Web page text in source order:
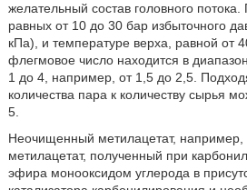
желательный состав головного
равных от 10 до 30 бар избыточного
кПа), и температуре верха, равной от
флегмовое число находится в
1 до 4, например, от 1,5 до 2,5.
количества пара к количеству сырья
5.
Неочищенный метилацетат,
метилацетат, полученный при
эфира монооксидом углерода в